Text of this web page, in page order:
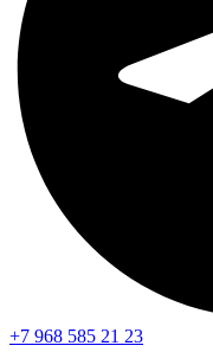
+7 968 585 21 23